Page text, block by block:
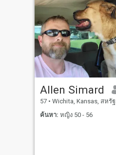
Allen Simard
57 • Wichita, Kansas, สหรัฐอเมริกา
ค้นหา: หญิง 50 - 56